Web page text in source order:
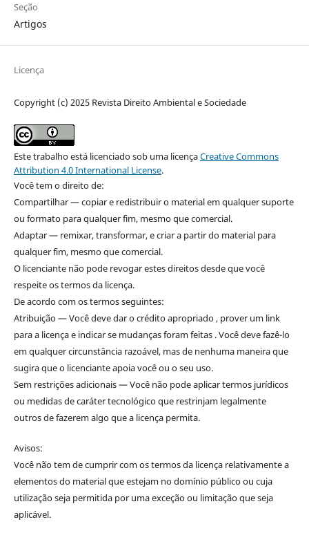
Seção
Artigos
Licença
Copyright (c) 2025 Revista Direito Ambiental e Sociedade
Este trabalho está licenciado sob uma licençaCreative Commons
Attribution 4.0 International License.
Você tem o direito de:
Compartilhar — copiar e redistribuir o material em qualquer suporte
ou formato para qualquer fim, mesmo que comercial.
Adaptar — remixar, transformar, e criar a partir do material para
qualquer fim, mesmo que comercial.
O licenciante não pode revogar estes direitos desde que você
respeite os termos da licença.
De acordo com os termos seguintes:
Atribuição — Você deve dar o crédito apropriado , prover um link
para a licença e indicar se mudanças foram feitas . Você deve fazê-lo
em qualquer circunstância razoável, mas de nenhuma maneira que
sugira que o licenciante apoia você ou o seu uso.
Sem restrições adicionais — Você não pode aplicar termos jurídicos
ou medidas de caráter tecnológico que restrinjam legalmente
outros de fazerem algo que a licença permita.
Avisos:
Você não tem de cumprir com os termos da licença relativamente a
elementos do material que estejam no domínio público ou cuja
utilização seja permitida por uma exceção ou limitação que seja
aplicável.